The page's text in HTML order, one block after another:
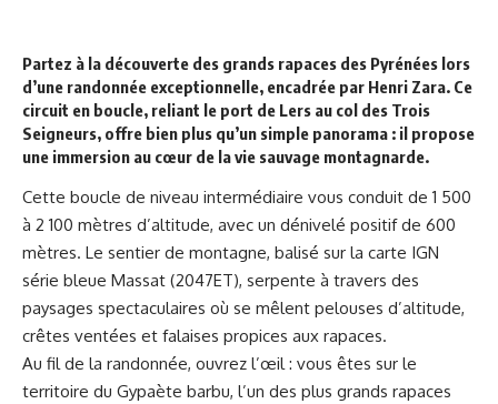
Partez à la découverte des grands rapaces des Pyrénées lors
d’une randonnée exceptionnelle, encadrée par Henri Zara. Ce
circuit en boucle, reliant le port de Lers au col des Trois
Seigneurs, offre bien plus qu’un simple panorama : il propose
une immersion au cœur de la vie sauvage montagnarde.
Cette boucle de niveau intermédiaire vous conduit de 1 500
à 2 100 mètres d’altitude, avec un dénivelé positif de 600
mètres. Le sentier de montagne, balisé sur la carte IGN
série bleue Massat (2047ET), serpente à travers des
paysages spectaculaires où se mêlent pelouses d’altitude,
crêtes ventées et falaises propices aux rapaces.
Au fil de la randonnée, ouvrez l’œil : vous êtes sur le
territoire du Gypaète barbu, l’un des plus grands rapaces